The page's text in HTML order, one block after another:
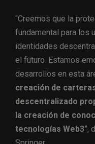
“Creemos que la
fundamental para los
identidades
el futuro. Estamos
desarrollos en esta
creación de
descentralizado
la creación de
tecnologías Web3”,